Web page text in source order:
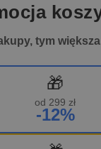
tym
🎁
od 299 zł
-12%